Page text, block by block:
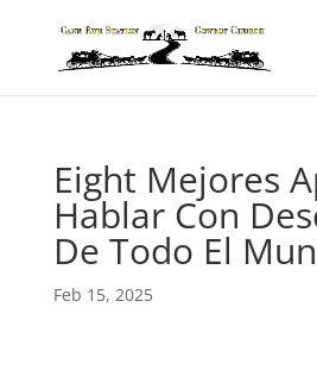
Eight Mejores
Hablar Con
De Todo El
Feb 15, 2025